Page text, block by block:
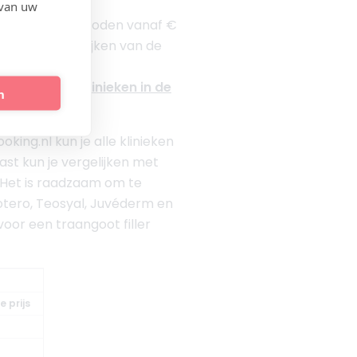
uw
wordt aangeboden vanaf €
te vergelijken van de
van klinieken in de
kun je alle klinieken
kun je vergelijken met
is raadzaam om te
Teosyal, Juvéderm en
een traangoot filler
prijs